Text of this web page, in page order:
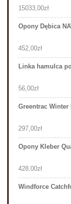
15033,00zł
Opony Dębica
452,00zł
Linka hamulca
56,00zł
Greentrac Winter
297,00zł
Opony Kleber
428,00zł
Windforce